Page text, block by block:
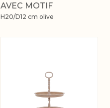
AVEC MOTIF
H20/D12 cm olive